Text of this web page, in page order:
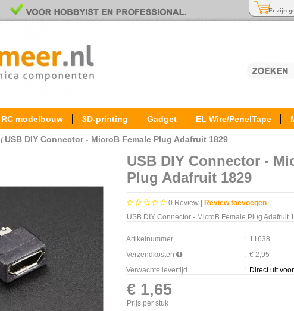
Er zijn
RC modelbouw 3D-printing Gadget EL Wire/PenelTape
/ USB DIY Connector - MicroB Female Plug Adafruit 1829
USB DIY Connector -
Plug Adafruit 1829
0 Review |
Review toevoegen
USB DIY Connector - MicroB Female Plug Adafruit
Artikelnummer : 11638
Verzendkosten
: € 2,95
Verwachte levertijd
: Direct uit
€ 1,65
Prijs per stuk